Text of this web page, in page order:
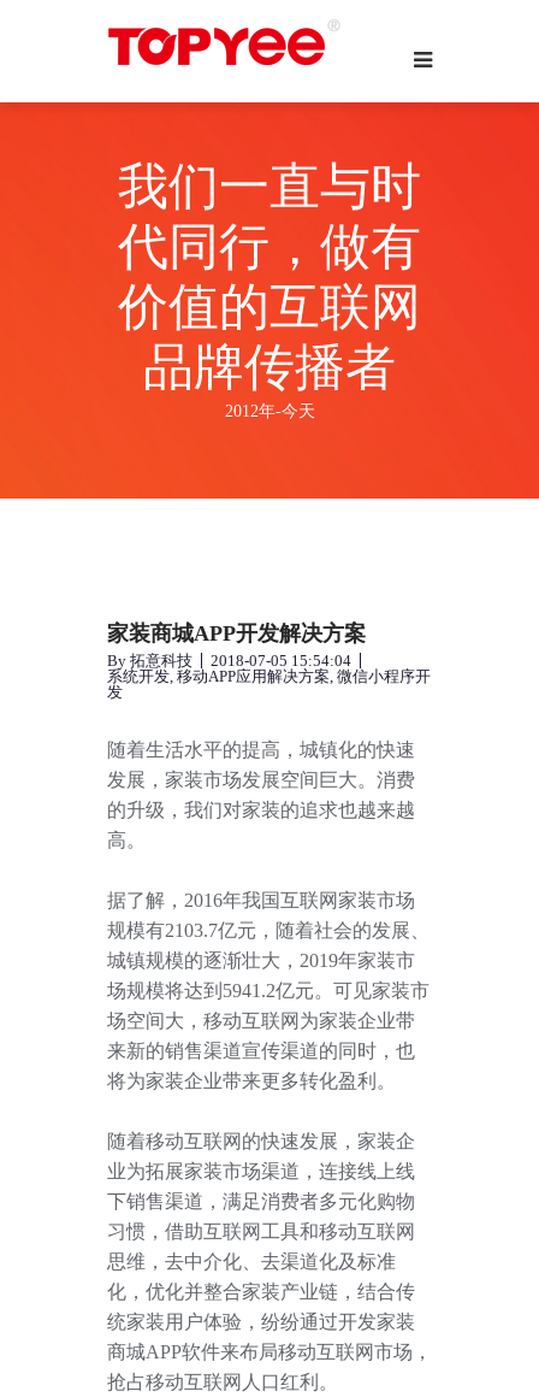
我们一直与时
代同行，做有
价值的互联网
品牌传播者
2012年-今天
家装商城APP开发解决方案
By 拓意科技
2018-07-05 15:54:04
系统开发, 移动APP应用解决方案, 微信小程序开
发
随着生活水平的提高，城镇化的快速
发展，家装市场发展空间巨大。消费
的升级，我们对家装的追求也越来越
高。
据了解， 2016年我国互联网家装市场
规模有2103.7亿元，随着社会的发展、
城镇规模的逐渐壮大， 2019年家装市
场规模将达到 5941.2亿元。可见家装市
场空间大，移动互联网为家装企业带
来新的销售渠道宣传渠道的同时，也
将为家装企业带来更多转化盈利。
随着移动互联网的快速发展，家装企
业为拓展家装市场渠道，连接线上线
下销售渠道，满足消费者多元化购物
习惯，借助互联网工具和移动互联网
思维，去中介化、去渠道化及标准
化，优化并整合家装产业链，结合传
统家装用户体验，纷纷通过开发家装
商城APP软件来布局移动互联网市场，
抢占移动互联网人口红利。